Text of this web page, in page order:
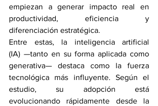
empiezan a generar impacto real en
productividad, eficiencia y
diferenciación estratégica.
Entre estas, la inteligencia artificial
(IA) —tanto en su forma aplicada como
generativa— destaca como la fuerza
tecnológica más influyente. Según el
estudio, su adopción está
evolucionando rápidamente desde la